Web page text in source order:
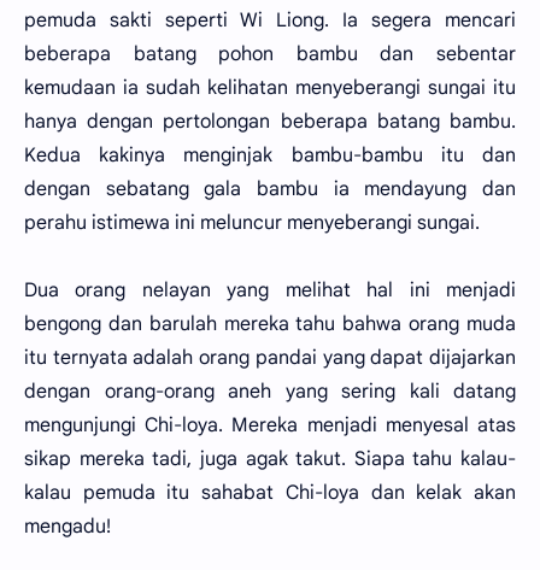
pemuda sakti seperti Wi Liong. Ia segera mencari
beberapa batang pohon bambu dan sebentar
kemudaan ia sudah kelihatan menyeberangi sungai itu
hanya dengan pertolongan beberapa batang bambu.
Kedua kakinya menginjak bambu-bambu itu dan
dengan sebatang gala bambu ia mendayung dan
perahu istimewa ini meluncur menyeberangi sungai.
Dua orang nelayan yang melihat hal ini menjadi
bengong dan barulah mereka tahu bahwa orang muda
itu ternyata adalah orang pandai yang dapat dijajarkan
dengan orang-orang aneh yang sering kali datang
mengunjungi Chi-loya. Mereka menjadi menyesal atas
sikap mereka tadi, juga agak takut. Siapa tahu kalau-
kalau pemuda itu sahabat Chi-loya dan kelak akan
mengadu!